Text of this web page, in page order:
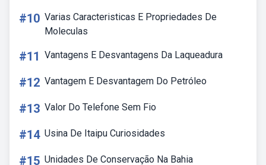
#10 Varias Caracteristicas E Propriedades De
Moleculas
#11 Vantagens E Desvantagens Da Laqueadura
#12 Vantagem E Desvantagem Do Petróleo
#13 Valor Do Telefone Sem Fio
#14 Usina De Itaipu Curiosidades
#15 Unidades De Conservação Na Bahia